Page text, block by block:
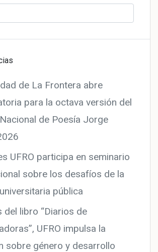
de La Frontera abre
para la octava versión del
de Poesía Jorge
UFRO participa en seminario
sobre los desafíos de la
pública
del libro “Diarios de
UFRO impulsa la
sobre género y desarrollo